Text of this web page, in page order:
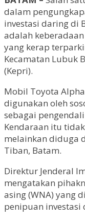
dalam
investasi daring di
adalah
yang kerap
Kecamatan Lubuk
(Kepri).
Mobil Toyota
digunakan oleh
sebagai
Kendaraan itu
melainkan diduga
Tiban, Batam.
Direktur Jenderal
mengatakan
asing (WNA) yang
penipuan investasi